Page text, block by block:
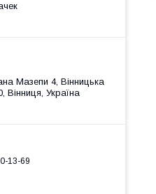
Мазепи 4, Вінницька
Вінниця, Україна
13-69